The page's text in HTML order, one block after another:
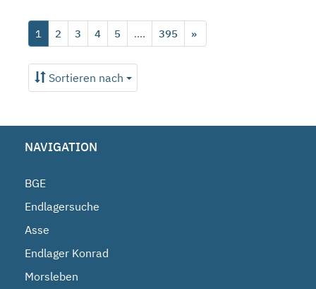
1 2 3 4 5 .... 395 »
Sortieren nach
NAVIGATION
BGE
Endlagersuche
Asse
Endlager Konrad
Morsleben